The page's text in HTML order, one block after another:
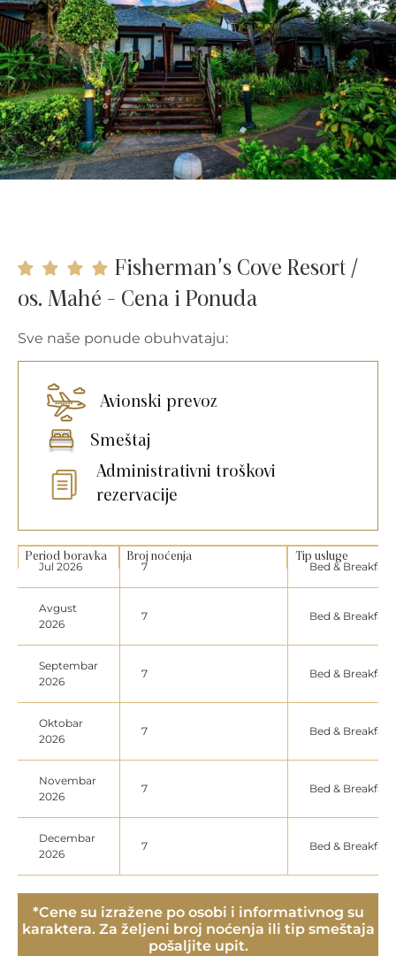
Fisherman’s Cove Resort /
os. Mahé - Cena i Ponuda
Sve naše ponude obuhvataju:
Avionski prevoz
Smeštaj
Administrativni troškovi
rezervacije
Period boravka Broj noćenja Tip usluge
Jul 2026 7 Bed & Breakfast
Avgust
2026
7 Bed & Breakfast
Septembar
2026
7 Bed & Breakfast
Oktobar
2026
7 Bed & Breakfast
Novembar
2026
7 Bed & Breakfast
Decembar
2026
7 Bed & Breakfast
*Cene su izražene po osobi i informativnog su
karaktera. Za željeni broj noćenja ili tip smeštaja
pošaljite upit.